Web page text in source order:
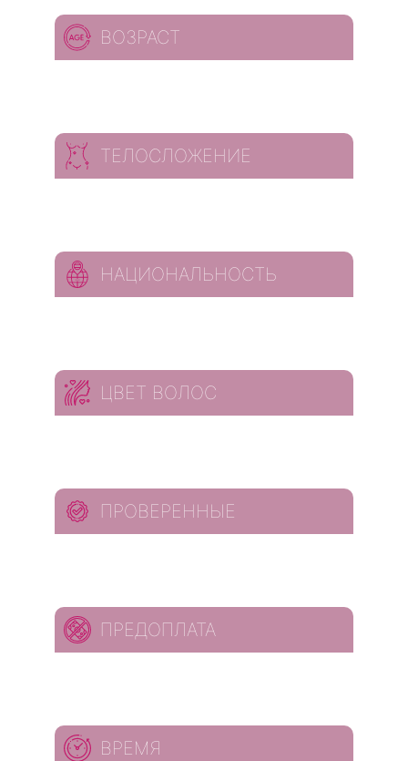
ВОЗРАСТ
ТЕЛОСЛОЖЕНИЕ
НАЦИОНАЛЬНОСТЬ
ЦВЕТ ВОЛОС
ПРОВЕРЕННЫЕ
ПРЕДОПЛАТА
ВРЕМЯ